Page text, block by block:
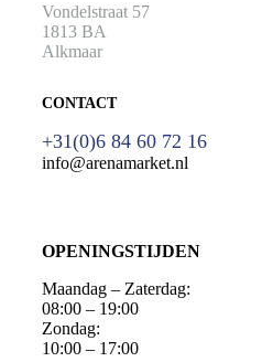
Vondelstraat 57
1813 BA
Alkmaar
CONTACT
+31(0)6 84 60 72 16
info@arenamarket.nl
OPENINGSTIJDEN
Maandag – Zaterdag:
08:00 – 19:00
Zondag:
10:00 – 17:00